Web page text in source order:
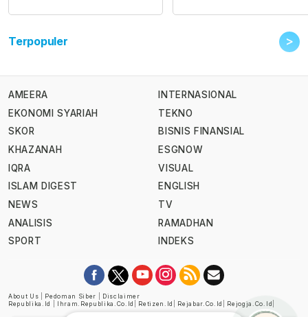
Terpopuler >
AMEERA
EKONOMI SYARIAH
SKOR
KHAZANAH
IQRA
ISLAM DIGEST
NEWS
ANALISIS
SPORT
INTERNASIONAL
TEKNO
BISNIS FINANSIAL
ESGNOW
VISUAL
ENGLISH
TV
RAMADHAN
INDEKS
About Us Pedoman Siber
Disclaimer
Republika.id
Ihram.republika.co.id Retizen.id Rejabar.co.id Rejogja.co.id